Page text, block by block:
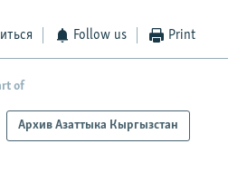
Follow us Print
of
Архив Азаттыка Кыргызстан